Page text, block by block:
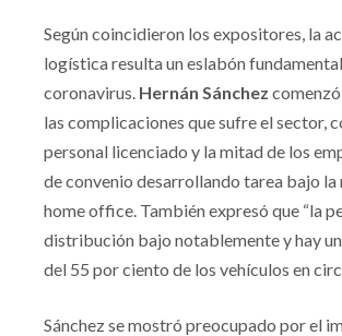
Según coincidieron los expositores, la
logística resulta un eslabón
coronavirus. Hernán Sánchez
las complicaciones que sufre el sector,
personal licenciado y la mitad de los
de convenio desarrollando tarea bajo
home office. También expresó que “la
distribución bajo notablemente y hay
del 55 por ciento de los vehículos en
Sánchez se mostró preocupado por el